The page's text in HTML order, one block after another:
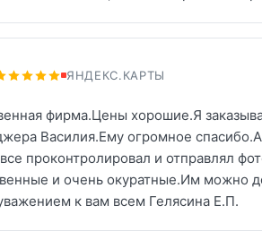
ЯНДЕКС.КАРТЫ
фирма.Цены хорошие.Я
Василия.Ему огромное
проконтролировал и отправлял
и очень окуратные.Им
к вам всем Гелясина Е.П.